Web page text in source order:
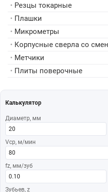
• Резцы токарные
• Плашки
• Микрометры
• Корпусные сверла со
• Метчики
• Плиты поверочные
Калькулятор
Диаметр, мм
Vср, м/мин
fz, мм/зуб
Зубьев, z